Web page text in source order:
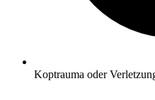
Koptrauma oder